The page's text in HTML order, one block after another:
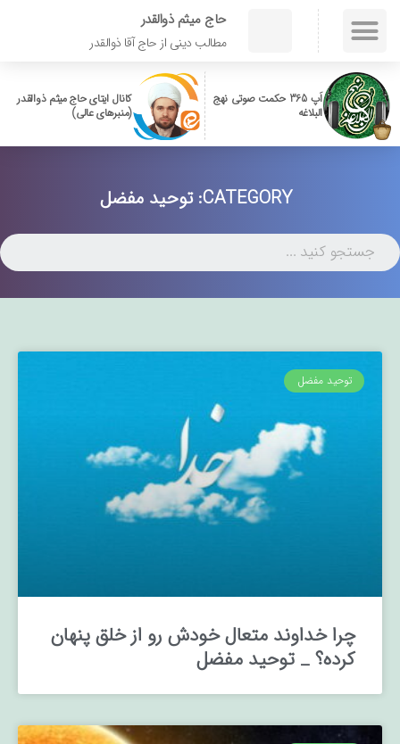
حاج میثم ذوالقدر
مطالب دینی از حاج آقا ذوالقدر
اَپ 365 حکمت صوتی نهج
البلاغه
کانال ایتای حاج میثم ذوالقدر
(منبرهای عالی)
CATEGORY: توحید مفضل
توحید مفضل
چرا خداوند متعال خودش رو از خلق پنهان
کرده؟ _ توحید مفضل